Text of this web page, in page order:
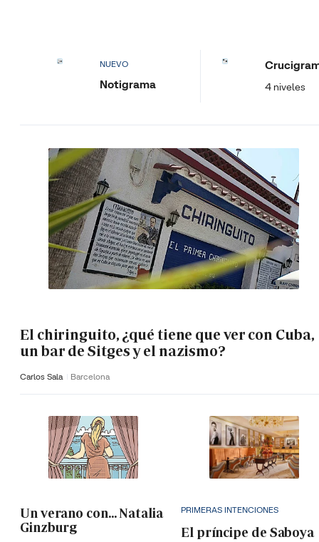
NUEVO
Notigrama 4 niveles
El chiringuito, ¿qué tiene que ver con Cuba,
un bar de Sitges y el nazismo?
Carlos Sala Barcelona
Un verano con... Natalia
Ginzburg
PRIMERAS INTENCIONES
El príncipe de Saboya